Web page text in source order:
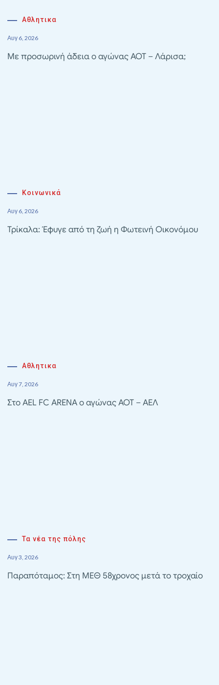
Αθλητικα
Αυγ 6, 2026
Με προσωρινή άδεια ο αγώνας ΑΟΤ – Λάρισα;
Κοινωνικά
Αυγ 6, 2026
Τρίκαλα: Έφυγε από τη ζωή η Φωτεινή Οικονόμου
Αθλητικα
Αυγ 7, 2026
Στο AEL FC ARENA ο αγώνας ΑΟΤ – ΑΕΛ
Τα νέα της πόλης
Αυγ 3, 2026
Παραπόταμος: Στη ΜΕΘ 58χρονος μετά το τροχαίο